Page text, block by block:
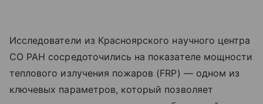
Исследователи из Красноярского научного центра
СО РАН сосредоточились на показателе мощности
теплового излучения пожаров (FRP) — одном из
ключевых параметров, который позволяет